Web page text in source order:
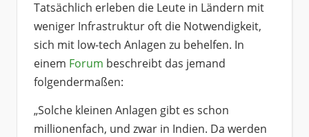
Tatsächlich erleben die Leute in Ländern mit
weniger Infrastruktur oft die Notwendigkeit,
sich mit low-tech Anlagen zu behelfen. In
einem Forum beschreibt das jemand
folgendermaßen:
„Solche kleinen Anlagen gibt es schon
millionenfach, und zwar in Indien. Da werden